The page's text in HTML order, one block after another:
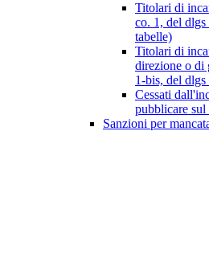
Titolari di
co. 1, del
tabelle)
Titolari di
direzione o di
1-bis, del
Cessati
pubblicare
Sanzioni per